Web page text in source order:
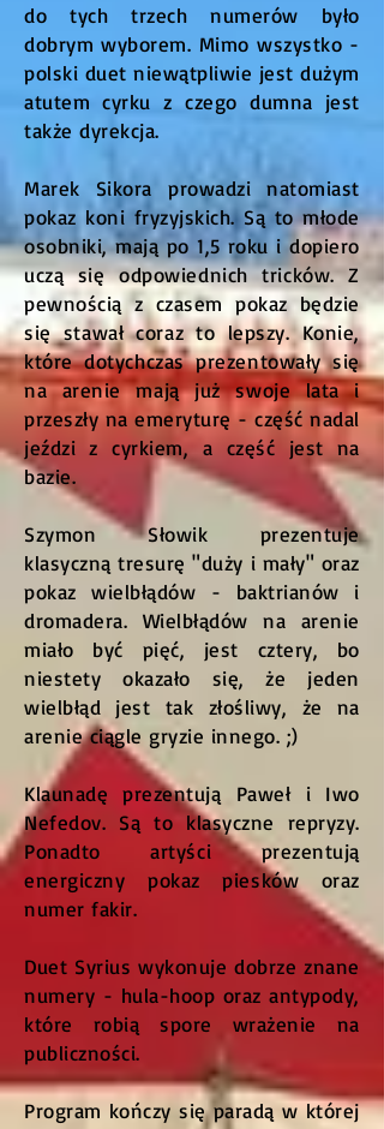
do tych trzech numerów było
dobrym wyborem. Mimo wszystko -
polski duet niewątpliwie jest dużym
atutem cyrku z czego dumna jest
także dyrekcja.
Marek Sikora prowadzi natomiast
pokaz koni fryzyjskich. Są to młode
osobniki, mają po 1,5 roku i dopiero
uczą się odpowiednich tricków. Z
pewnością z czasem pokaz będzie
się stawał coraz to lepszy. Konie,
które dotychczas prezentowały się
na arenie mają już swoje lata i
przeszły na emeryturę - część nadal
jeździ z cyrkiem, a część jest na
bazie.
Szymon Słowik prezentuje
klasyczną tresurę "duży i mały" oraz
pokaz wielbłądów - baktrianów i
dromadera. Wielbłądów na arenie
miało być pięć, jest cztery, bo
niestety okazało się, że jeden
wielbłąd jest tak złośliwy, że na
arenie ciągle gryzie innego. ;)
Klaunadę prezentują Paweł i Iwo
Nefedov. Są to klasyczne repryzy.
Ponadto artyści prezentują
energiczny pokaz piesków oraz
numer fakir.
Duet Syrius wykonuje dobrze znane
numery - hula-hoop oraz antypody,
które robią spore wrażenie na
publiczności.
Program kończy się paradą w której